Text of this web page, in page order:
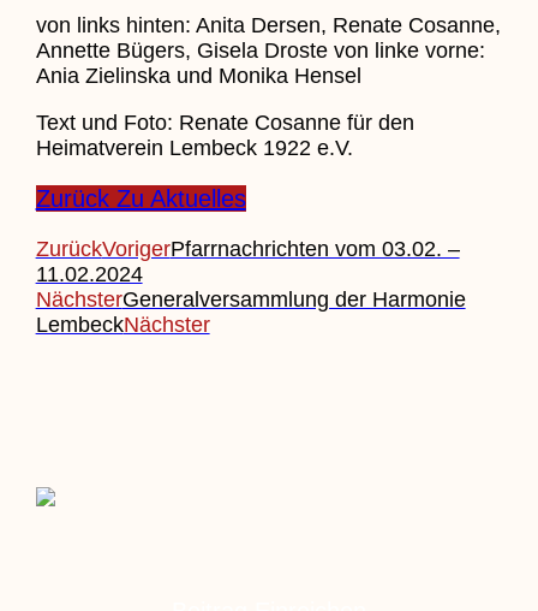
von links hinten: Anita Dersen, Renate Cosanne,
Annette Bügers, Gisela Droste von linke vorne:
Ania Zielinska und Monika Hensel
Text und Foto: Renate Cosanne für den
Heimatverein Lembeck 1922 e.V.
Zurück Zu Aktuelles
ZurückVorigerPfarrnachrichten vom 03.02. –
11.02.2024
NächsterGeneralversammlung der Harmonie
LembeckNächster